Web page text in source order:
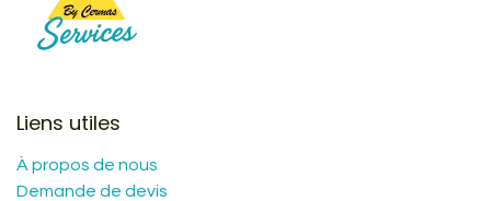
Liens utiles
À propos de nous
Demande de devis